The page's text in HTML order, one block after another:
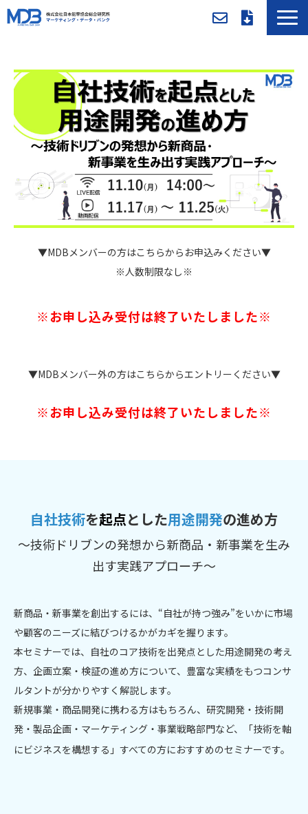
導入事例／課題別活用法
入会方法・料金
セミナー/イベント
お役立ち資料
新着情報
▼MDBメンバーの方はこちらからお申込みください▼
※人数制限なし※
※お申し込み受付は終了いたしました※
▼MDBメンバー外の方はこちらからエントリーください▼
※お申し込み受付は終了いたしました※
自社技術を起点とした用途開発の進め方
～技術ドリブンの発想から新商品・新事業を生み
出す実践アプローチ～
新商品・新事業を創出するには、“自社が持つ強み”をいかに市場
や顧客のニーズに結びつけるかがカギを握ります。
本セミナーでは、自社のコア技術を出発点とした用途開発の考え
方、企画立案・検証の進め方について、豊富な実績をもつコンサ
ルタントが分かりやすく解説します。
新規事業・商品開発に携わる方はもちろん、研究開発・技術開
発・製品企画・マーケティング・事業戦略部門など、「技術を軸
にビジネスを構想する」すべての方におすすめのセミナーです。